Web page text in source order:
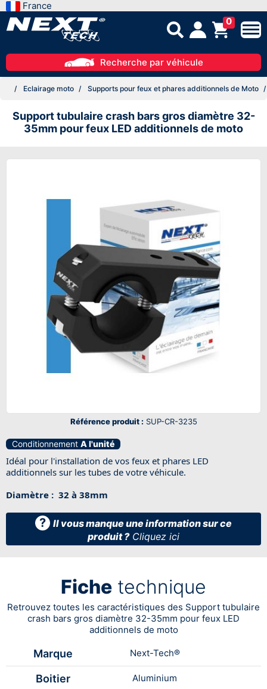
France
0
Recherche par véhicule
Eclairage moto Supports pour feux et phares additionnels de Moto
Support tubulaire crash bars gros diamètre 32-
35mm pour feux LED additionnels de moto
Référence produit : SUP-CR-3235
Conditionnement A l'unité
Idéal pour l'installation de vos feux et phares LED
additionnels sur les tubes de votre véhicule.
Diamètre : 32 à 38mm
? Il vous manque une information sur ce
produit ? Cliquez ici
Fiche technique
Retrouvez toutes les caractéristiques des Support tubulaire
crash bars gros diamètre 32-35mm pour feux LED
additionnels de moto
Marque Next-Tech®
Boitier Aluminium